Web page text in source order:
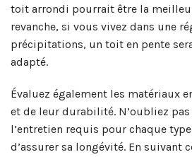
toit arrondi pourrait être la
revanche, si vous vivez dans une
précipitations, un toit en pente
adapté.
Évaluez également les matériaux
et de leur durabilité. N’oubliez
l’entretien requis pour chaque
d’assurer sa longévité. En suivant